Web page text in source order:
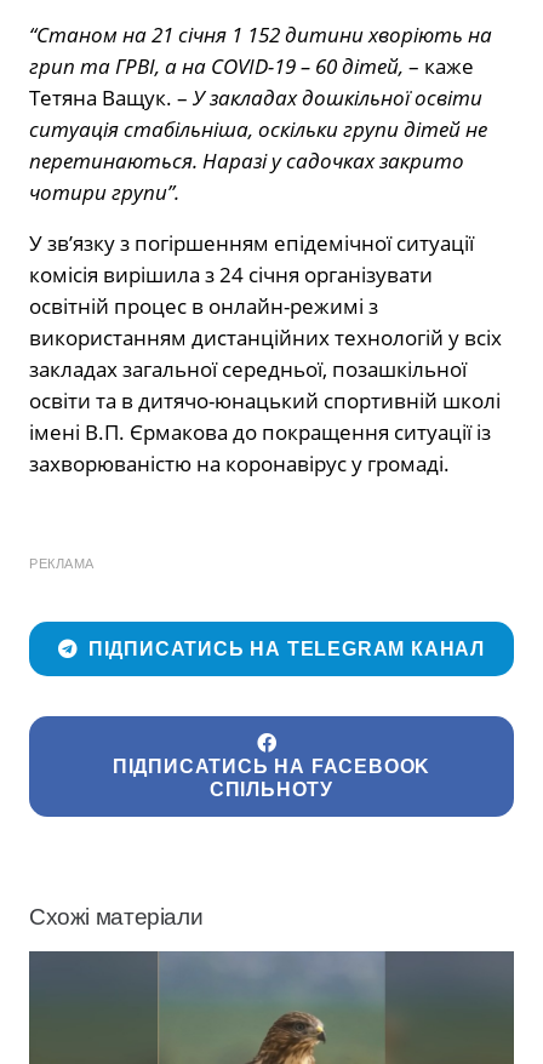
“Станом на 21 січня 1 152 дитини хворіють на
грип та ГРВІ, а на COVID-19 – 60 дітей, – каже
Тетяна Ващук. – У закладах дошкільної освіти
ситуація стабільніша, оскільки групи дітей не
перетинаються. Наразі у садочках закрито
чотири групи”.
У зв’язку з погіршенням епідемічної ситуації
комісія вирішила з 24 січня організувати
освітній процес в онлайн-режимі з
використанням дистанційних технологій у всіх
закладах загальної середньої, позашкільної
освіти та в дитячо-юнацький спортивній школі
імені В.П. Єрмакова до покращення ситуації із
захворюваністю на коронавірус у громаді.
РЕКЛАМА
ПІДПИСАТИСЬ НА TELEGRAM КАНАЛ
ПІДПИСАТИСЬ НА FACEBOOK
СПІЛЬНОТУ
Схожі матеріали